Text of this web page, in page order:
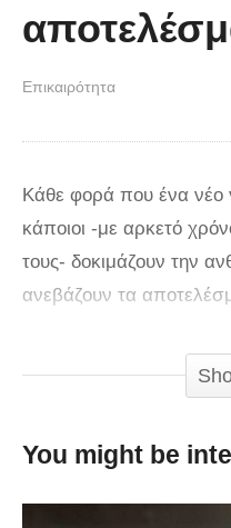
Επικαιρότητα
Κάθε φορά που ένα νέο
κάποιοι -με αρκετό
τους- δοκιμάζουν την
ανεβάζουν τα
πέρασε το νέο iPhone 7
Ο άνδρας προσπάθησε
που διαπίστωσε ο
You might be